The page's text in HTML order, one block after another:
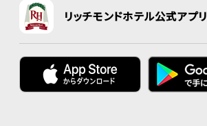
リッチモンドホテル公式アプリ